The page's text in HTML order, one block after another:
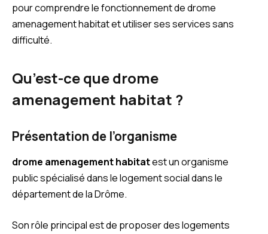
pour comprendre le fonctionnement de drome
amenagement habitat et utiliser ses services sans
difficulté.
Qu’est-ce que drome
amenagement habitat ?
Présentation de l’organisme
drome amenagement habitatest un organisme
public spécialisé dans le logement social dans le
département de la Drôme.
Son rôle principal est de proposer des logements